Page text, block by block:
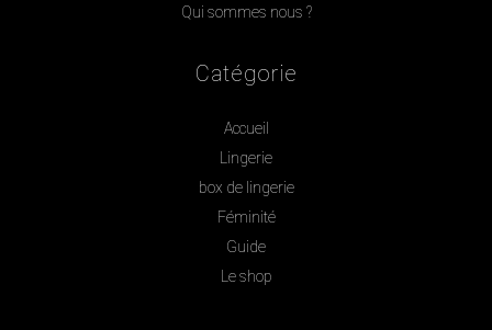
Qui sommes nous ?
Catégorie
Accueil
Lingerie
box de lingerie
Féminité
Guide
Le shop